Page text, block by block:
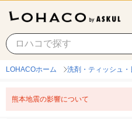
LOHACOホーム 洗剤・ティッシュ・
熊本地震の影響について